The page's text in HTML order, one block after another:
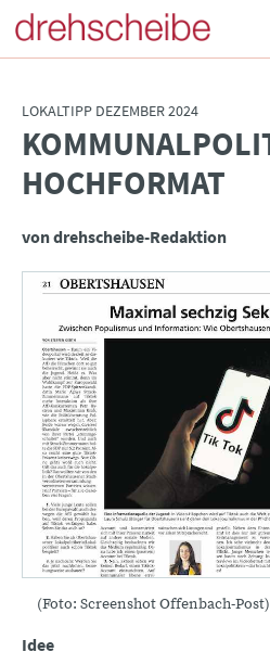
LOKALTIPP DEZEMBER 2024
:
HOCHFORMAT
von drehscheibe-Redaktion
(Foto: Screenshot Offenbach-Post)
Idee